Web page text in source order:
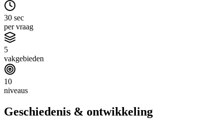
30 sec
per vraag
5
vakgebieden
10
niveaus
Geschiedenis & ontwikkeling